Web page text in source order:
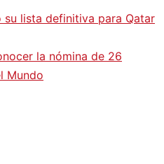
su lista definitiva para Qatar
la nómina de 26
Mundo